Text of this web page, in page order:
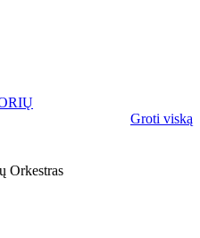
Groti viską
Orkestras